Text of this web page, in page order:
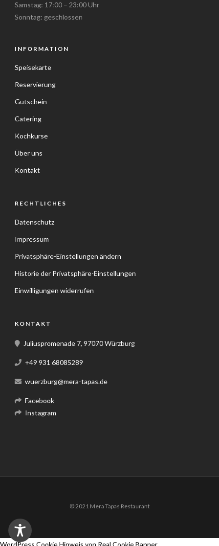
Samstag: 17:00 – 23:00 Uhr
Sonntag: geschlossen
INFORMATION
Speisekarte
Reservierung
Gutschein
Catering
Kochkurse
Über uns
Kontakt
RECHTLICHES
Datenschutz
Impressum
Privatsphäre-Einstellungen ändern
Historie der Privatsphäre-Einstellungen
Einwilligungen widerrufen
KONTAKT
Juliuspromenade 7, 97070 Würzburg
+49 931 68085289
wuerzburg@mera-tapas.de
Facebook
Instagram
© 2021 Mera Tapas Restaurant
WordPress Cookie Hinweis von Real Cookie Banner